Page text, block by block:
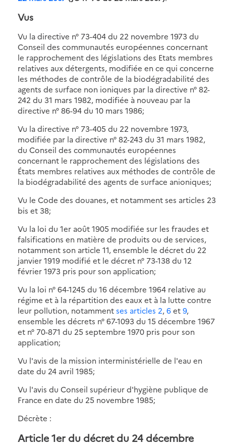
Vus
Vu la directive n° 73-404 du 22 novembre 1973 du
Conseil des communautés européennes concernant
le rapprochement des législations des Etats membres
relatives aux détergents, modifiée en ce qui concerne
les méthodes de contrôle de la biodégradabilité des
agents de surface non ioniques par la directive n° 82-
242 du 31 mars 1982, modifiée à nouveau par la
directive n° 86-94 du 10 mars 1986;
Vu la directive n° 73-405 du 22 novembre 1973,
modifiée par la directive n° 82-243 du 31 mars 1982,
du Conseil des communautés européennes
concernant le rapprochement des législations des
États membres relatives aux méthodes de contrôle de
la biodégradabilité des agents de surface anioniques;
Vu le Code des douanes, et notamment ses articles 23
bis et 38;
Vu la loi du 1er août 1905 modifiée sur les fraudes et
falsifications en matière de produits ou de services,
notamment son article 11, ensemble le décret du 22
janvier 1919 modifié et le décret n° 73-138 du 12
février 1973 pris pour son application;
Vu la loi n° 64-1245 du 16 décembre 1964 relative au
régime et à la répartition des eaux et à la lutte contre
leur pollution, notammentses articles 2,6et9,
ensemble les décrets n° 67-1093 du 15 décembre 1967
et n° 70-871 du 25 septembre 1970 pris pour son
application;
Vu l'avis de la mission interministérielle de l'eau en
date du 24 avril 1985;
Vu l'avis du Conseil supérieur d'hygiène publique de
France en date du 25 novembre 1985;
Décrète :
Article 1er du décret du 24 décembre